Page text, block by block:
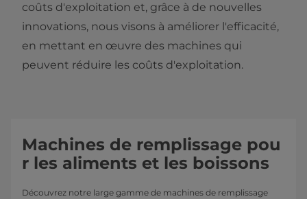
coûts d'exploitation et, grâce à de nouvelles
innovations, nous visons à améliorer l'efficacité,
en mettant en œuvre des machines qui
peuvent réduire les coûts d'exploitation.
Machines de remplissage pou
r les aliments et les boissons
Découvrez notre large gamme de machines de remplissage